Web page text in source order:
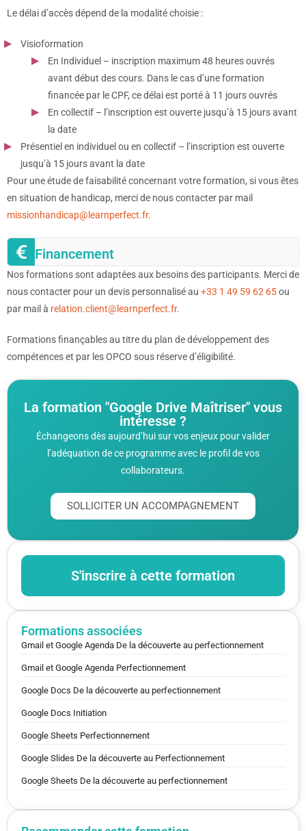
Le délai d’accès dépend de la modalité choisie :
Visioformation
En Individuel – inscription maximum 48 heures ouvrés
avant début des cours. Dans le cas d’une formation
financée par le CPF, ce délai est porté à 11 jours ouvrés
En collectif – l’inscription est ouverte jusqu’à 15 jours avant
la date
Présentiel en individuel ou en collectif – l’inscription est ouverte
jusqu’à 15 jours avant la date
Pour une étude de faisabilité concernant votre formation, si vous êtes
en situation de handicap, merci de nous contacter par mail
missionhandicap@learnperfect.fr.
Financement
Nos formations sont adaptées aux besoins des participants. Merci de
nous contacter pour un devis personnalisé au +33 1 49 59 62 65ou
par mail à relation.client@learnperfect.fr.
Formations finançables au titre du plan de développement des
compétences et par les OPCO sous réserve d’éligibilité.
La formation "Google Drive Maîtriser" vous
intéresse ?
Échangeons dès aujourd’hui sur vos enjeux pour valider
l’adéquation de ce programme avec le profil de vos
collaborateurs.
SOLLICITER UN ACCOMPAGNEMENT
S'inscrire à cette formation
Formations associées
Gmail et Google Agenda De la découverte au perfectionnement
Gmail et Google Agenda Perfectionnement
Google Docs De la découverte au perfectionnement
Google Docs Initiation
Google Sheets Perfectionnement
Google Slides De la découverte au Perfectionnement
Google Sheets De la découverte au perfectionnement